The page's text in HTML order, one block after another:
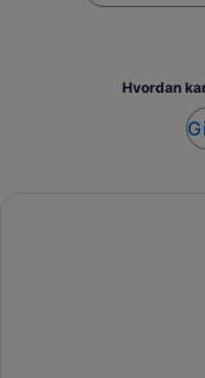
Hvordan